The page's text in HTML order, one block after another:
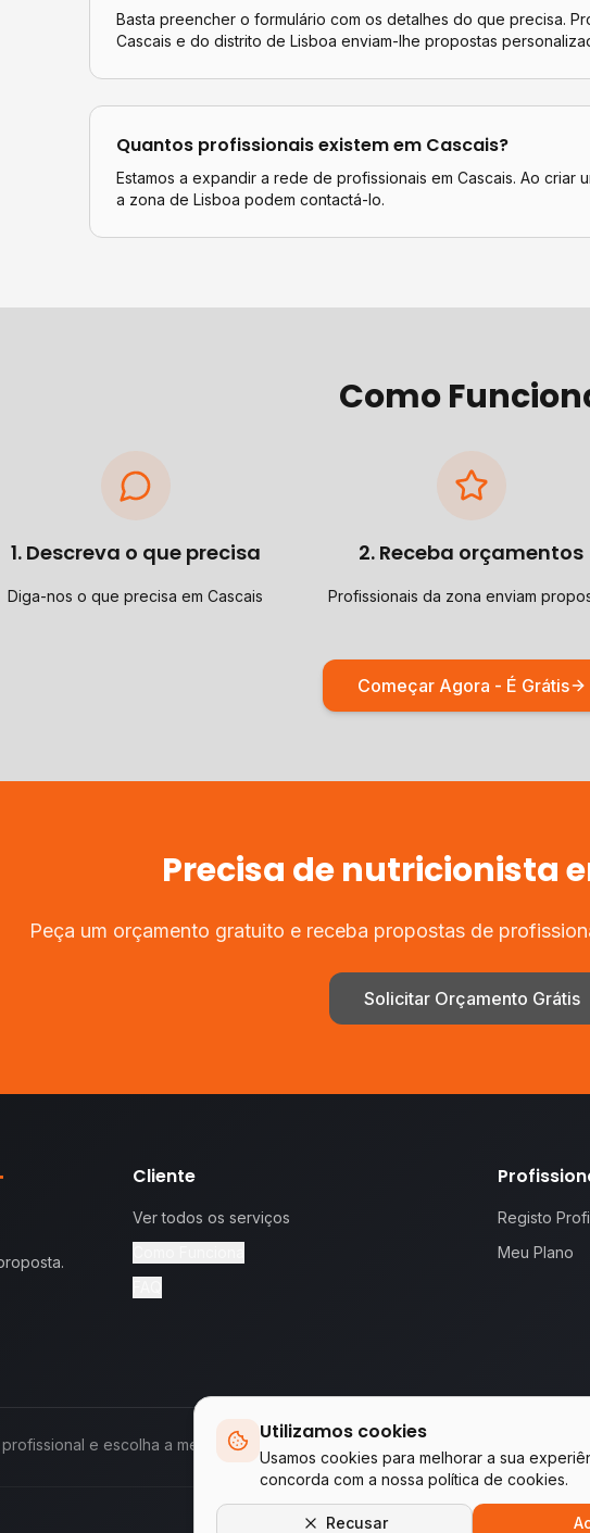
Utilizamos cookies
Usamos cookies para melhorar a sua
concorda com a nossa política de cookies.
Recusar
Basta preencher o formulário com os detalhes do que precisa.
Cascais e do distrito de Lisboa enviam-lhe propostas
Quantos profissionais existem em Cascais?
Estamos a expandir a rede de profissionais em Cascais. Ao criar
a zona de Lisboa podem contactá-lo.
Como
1. Descreva o que precisa
Diga-nos o que precisa em Cascais
2. Receba orçamentos
Profissionais da zona enviam
Começar Agora - É Grátis
Precisa denutricionista
Peça um orçamento gratuito e receba propostas de
Solicitar Orçamento Grátis
Cliente
Ver todos os serviços
Registo
Meu Plano
e escolha a melhor proposta.
Empresas do grupo WA Tecnologia &